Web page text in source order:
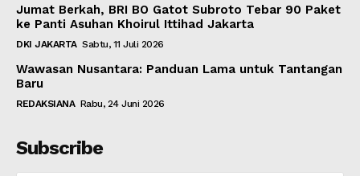
Jumat Berkah, BRI BO Gatot Subroto Tebar 90 Paket
ke Panti Asuhan Khoirul Ittihad Jakarta
DKI JAKARTA Sabtu, 11 Juli 2026
Wawasan Nusantara: Panduan Lama untuk Tantangan
Baru
REDAKSIANA Rabu, 24 Juni 2026
Subscribe